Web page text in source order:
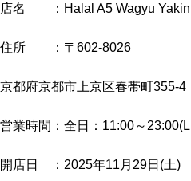
店名 ：Halal A5 Wagyu
住所 ：〒602-8026
京都府京都市上京区春帯町355-4
営業時間：全日：11:00～
開店日 ：2025年11月29日(土)